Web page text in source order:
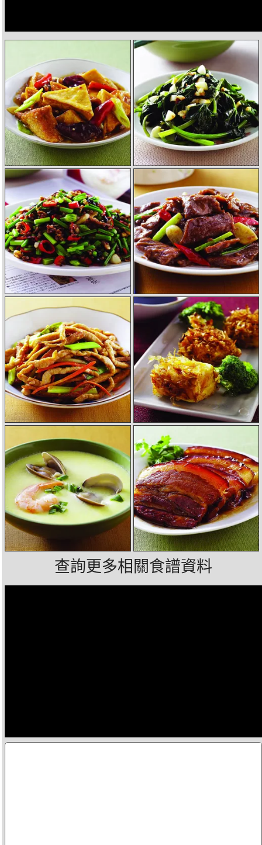
查詢更多相關食譜資料